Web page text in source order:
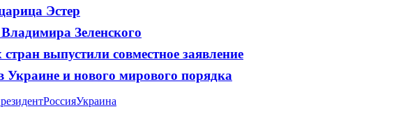
Эстер
Зеленского
выпустили совместное заявление
и нового мирового порядка
РоссияУкраина